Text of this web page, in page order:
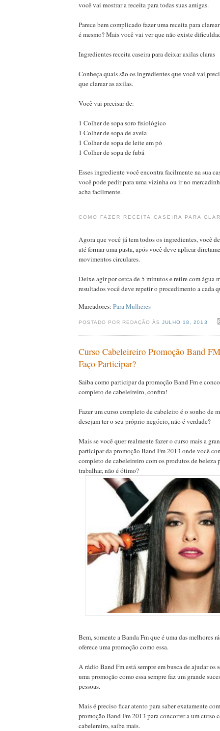
você vai mostrar a receita para todas suas amigas.
Parece bem complicado fazer uma receita para
é mesmo? Mais você vai ver que não existe
Ingredientes receita caseira para deixar axilas claras
Conheça quais são os ingredientes que você vai
que clarear as axilas.
Você vai precisar de:
1 Colher de sopa soro fisiológico
1 Colher de sopa de aveia
1 Colher de sopa de leite em pó
1 Colher de sopa de fubá
Esses ingrediente você encontra facilmente na sua
você pode pedir para uma vizinha ou ir no
acha facilmente.
COMO FAZER RECEITA CASEIRA PARA
Agora que você já tem todos os ingredientes, você
até formar uma pasta, após você deve aplicar
movimentos circulares.
Deixe agir por cerca de 5 minutos e retire com água
resultados você deve repetir o procedimento a cada
Marcadores: Para Mulheres
POSTADO POR REDAÇÃO ÀSJULHO 18, 2013
Curso Cabeleireiro Promoção Band
Faço Participar?
Saiba como participar da promoção Band Fm e
completo de cabeleireiro, confira!
Fazer um curso completo de cabeleiro é o sonho de
desejam ter o seu próprio negócio, não é verdade?
Mais se você quer realmente fazer o curso mais a
participar da promoção Band Fm 2013 onde você
completo de cabeleireiro com os produtos de beleza
trabalhar, não é ótimo?
Bem, somente a Banda Fm que é uma das melhores
oferece uma promoção como essa.
A rádio Band Fm está sempre em busca de ajudar os
uma promoção como essa sempre faz um grande
pessoas.
Mais é preciso ficar atento para saber exatamente
promoção Band Fm 2013 para concorrer a um curso
cabelereiro, saiba mais.